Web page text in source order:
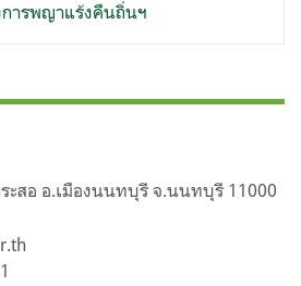
การพญาแร้งคืนถิ่นฯ
ะสอ อ.เมืองนนทบุรี จ.นนทบุรี 11000